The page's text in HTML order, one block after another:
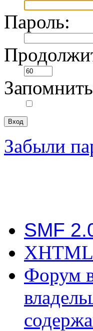
Пароль:
Забыли
SMF
XHTML
Форум